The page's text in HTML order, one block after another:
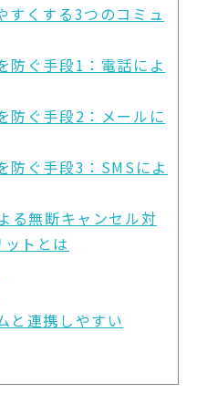
すくする3つのコミュ
防ぐ手段1：電話によ
防ぐ手段2：メールに
防ぐ手段3：SMSによ
る無断キャンセル対
トとは
と連携しやすい